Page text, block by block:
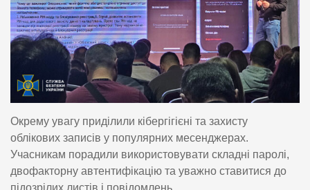
Окрему увагу приділили кібергігієні та захисту
облікових записів у популярних месенджерах.
Учасникам порадили використовувати складні паролі,
двофакторну автентифікацію та уважно ставитися до
підозрілих листів і повідомлень.